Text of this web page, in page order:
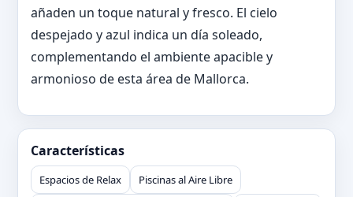
añaden un toque natural y fresco. El cielo
despejado y azul indica un día soleado,
complementando el ambiente apacible y
armonioso de esta área de Mallorca.
Características
Espacios de Relax
Piscinas al Aire Libre